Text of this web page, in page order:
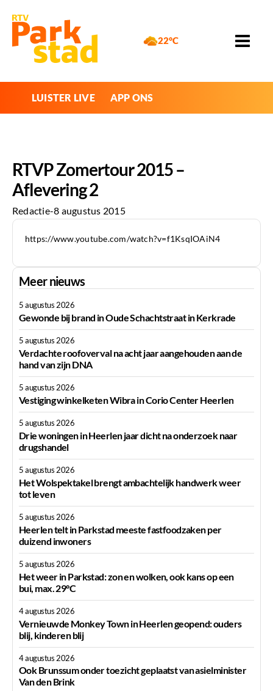
22°C
LUISTER LIVE APP ONS
RTVP Zomertour 2015 –
Aflevering 2
Redactie-8 augustus 2015
https://www.youtube.com/watch?v=f1KsqIOAiN4
Meer nieuws
5 augustus 2026
Gewonde bij brand in Oude Schachtstraat in Kerkrade
5 augustus 2026
Verdachte roofoverval na acht jaar aangehouden aan de
hand van zijn DNA
5 augustus 2026
Vestiging winkelketen Wibra in Corio Center Heerlen
5 augustus 2026
Drie woningen in Heerlen jaar dicht na onderzoek naar
drugshandel
5 augustus 2026
Het Wolspektakel brengt ambachtelijk handwerk weer
tot leven
5 augustus 2026
Heerlen telt in Parkstad meeste fastfoodzaken per
duizend inwoners
5 augustus 2026
Het weer in Parkstad: zon en wolken, ook kans op een
bui, max. 29°C
4 augustus 2026
Vernieuwde Monkey Town in Heerlen geopend: ouders
blij, kinderen blij
4 augustus 2026
Ook Brunssum onder toezicht geplaatst van asielminister
Van den Brink